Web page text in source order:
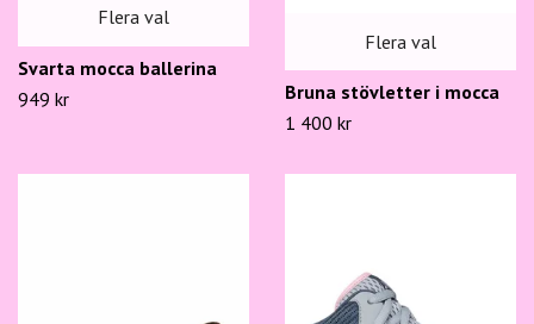
Flera val
Svarta mocca ballerina
949 kr
Flera val
Bruna stövletter i mocca
1 400 kr